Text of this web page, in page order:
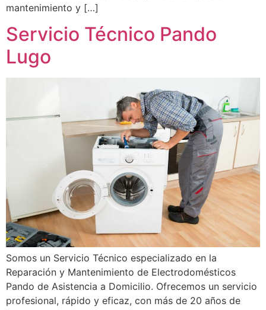
mantenimiento y […]
Servicio Técnico Pando
Lugo
Somos un Servicio Técnico especializado en la
Reparación y Mantenimiento de Electrodomésticos
Pando de Asistencia a Domicilio. Ofrecemos un servicio
profesional, rápido y eficaz, con más de 20 años de